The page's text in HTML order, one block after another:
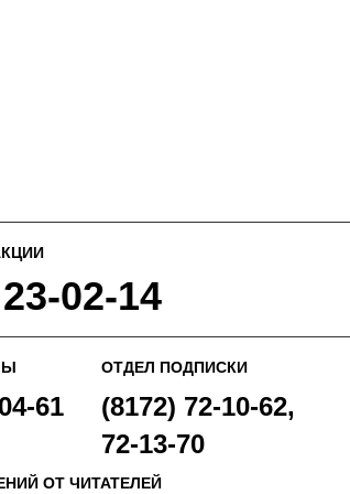
02-14
61
ОТДЕЛ ПОДПИСКИ
(8172) 72-10-62,
72-13-70
ОТ ЧИТАТЕЛЕЙ